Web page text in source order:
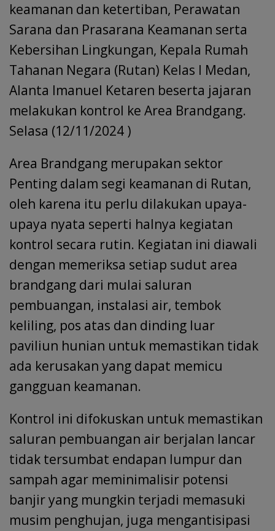
keamanan dan ketertiban, Perawatan
Sarana dan Prasarana Keamanan serta
Kebersihan Lingkungan, Kepala Rumah
Tahanan Negara (Rutan) Kelas I Medan,
Alanta Imanuel Ketaren beserta jajaran
melakukan kontrol ke Area Brandgang.
Selasa (12/11/2024 )
Area Brandgang merupakan sektor
Penting dalam segi keamanan di Rutan,
oleh karena itu perlu dilakukan upaya-
upaya nyata seperti halnya kegiatan
kontrol secara rutin. Kegiatan ini diawali
dengan memeriksa setiap sudut area
brandgang dari mulai saluran
pembuangan, instalasi air, tembok
keliling, pos atas dan dinding luar
paviliun hunian untuk memastikan tidak
ada kerusakan yang dapat memicu
gangguan keamanan.
Kontrol ini difokuskan untuk memastikan
saluran pembuangan air berjalan lancar
tidak tersumbat endapan lumpur dan
sampah agar meminimalisir potensi
banjir yang mungkin terjadi memasuki
musim penghujan, juga mengantisipasi